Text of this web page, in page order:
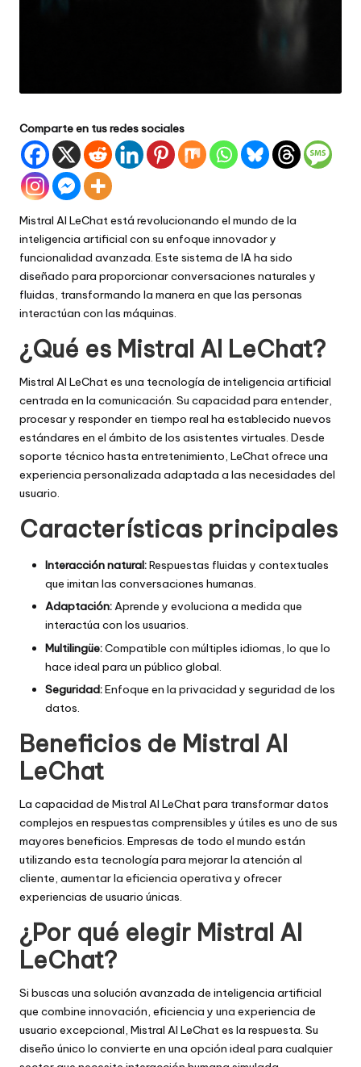
Comparte en tus redes sociales
Mistral AI LeChat está revolucionando el mundo de la
inteligencia artificial con su enfoque innovador y
funcionalidad avanzada. Este sistema de IA ha sido
diseñado para proporcionar conversaciones naturales y
fluidas, transformando la manera en que las personas
interactúan con las máquinas.
¿Qué es Mistral AI LeChat?
Mistral AI LeChat es una tecnología de inteligencia artificial
centrada en la comunicación. Su capacidad para entender,
procesar y responder en tiempo real ha establecido nuevos
estándares en el ámbito de los asistentes virtuales. Desde
soporte técnico hasta entretenimiento, LeChat ofrece una
experiencia personalizada adaptada a las necesidades del
usuario.
Características principales
Interacción natural:Respuestas fluidas y contextuales
que imitan las conversaciones humanas.
Adaptación:Aprende y evoluciona a medida que
interactúa con los usuarios.
Multilingüe:Compatible con múltiples idiomas, lo que lo
hace ideal para un público global.
Seguridad:Enfoque en la privacidad y seguridad de los
datos.
Beneficios de Mistral AI
LeChat
La capacidad de Mistral AI LeChat para transformar datos
complejos en respuestas comprensibles y útiles es uno de sus
mayores beneficios. Empresas de todo el mundo están
utilizando esta tecnología para mejorar la atención al
cliente, aumentar la eficiencia operativa y ofrecer
experiencias de usuario únicas.
¿Por qué elegir Mistral AI
LeChat?
Si buscas una solución avanzada de inteligencia artificial
que combine innovación, eficiencia y una experiencia de
usuario excepcional, Mistral AI LeChat es la respuesta. Su
diseño único lo convierte en una opción ideal para cualquier